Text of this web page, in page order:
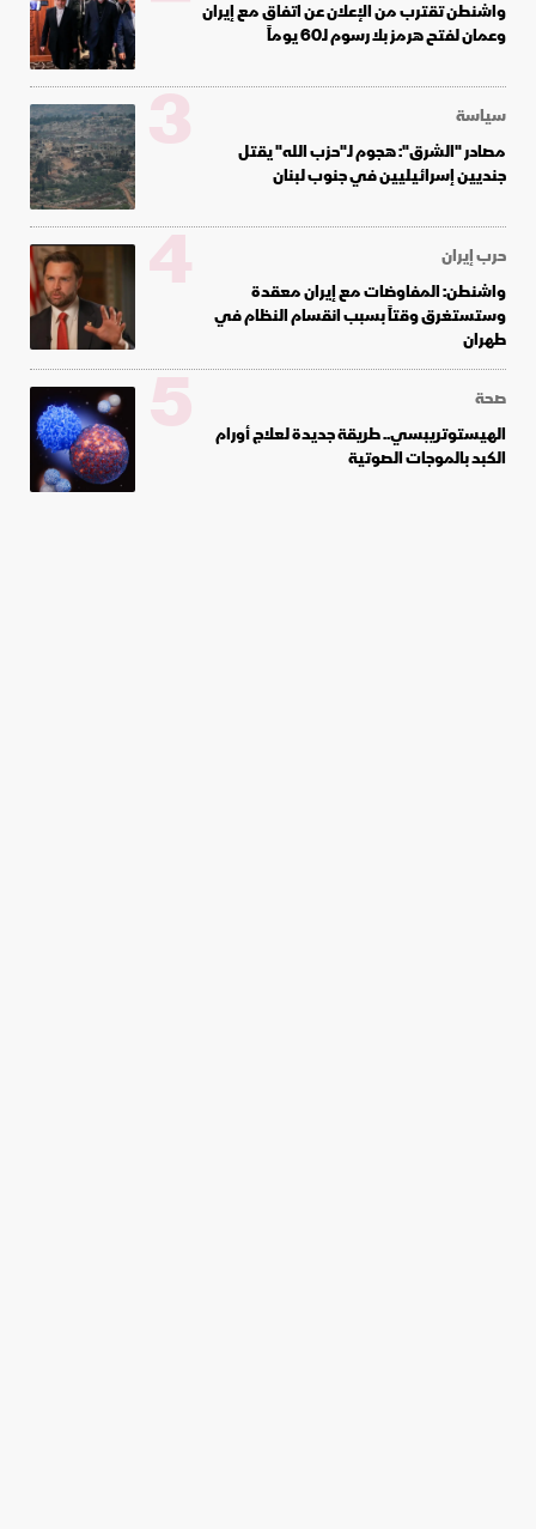
واشنطن تقترب من الإعلان عن اتفاق مع إيران
وعمان لفتح هرمز بلا رسوم لـ60 يوماً
سياسة
مصادر "الشرق": هجوم لـ"حزب الله" يقتل
جنديين إسرائيليين في جنوب لبنان
3
حرب إيران
واشنطن: المفاوضات مع إيران معقدة
وستستغرق وقتاً بسبب انقسام النظام في
طهران
4
صحة
الهيستوتريبسي.. طريقة جديدة لعلاج أورام
الكبد بالموجات الصوتية
5